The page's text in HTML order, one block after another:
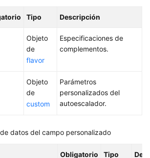
Tipo Descripción
Objeto
de
flavor
Especificaciones de
complementos.
Objeto
de
custom
Parámetros
personalizados del
autoescalador.
datos del campo personalizado
Obligatorio Tipo